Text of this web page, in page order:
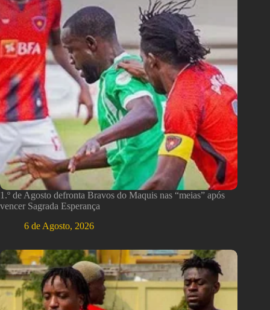
1.º de Agosto defronta Bravos do Maquis nas “meias” após
vencer Sagrada Esperança
6 de Agosto, 2026